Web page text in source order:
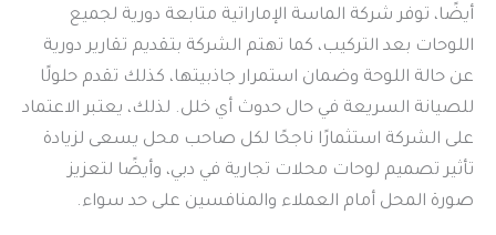
أيضًا، توفر شركة الماسة الإماراتية متابعة دورية لجميع
اللوحات بعد التركيب، كما تهتم الشركة بتقديم تقارير دورية
عن حالة اللوحة وضمان استمرار جاذبيتها، كذلك تقدم حلولًا
للصيانة السريعة في حال حدوث أي خلل. لذلك، يعتبر الاعتماد
على الشركة استثمارًا ناجحًا لكل صاحب محل يسعى لزيادة
تأثير تصميم لوحات محلات تجارية في دبي، وأيضًا لتعزيز
صورة المحل أمام العملاء والمنافسين على حد سواء.